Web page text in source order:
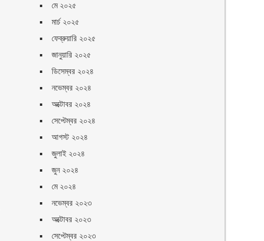
মে ২০২৫
মার্চ ২০২৫
ফেব্রুয়ারি ২০২৫
জানুয়ারি ২০২৫
ডিসেম্বর ২০২৪
নভেম্বর ২০২৪
অক্টোবর ২০২৪
সেপ্টেম্বর ২০২৪
আগস্ট ২০২৪
জুলাই ২০২৪
জুন ২০২৪
মে ২০২৪
নভেম্বর ২০২৩
অক্টোবর ২০২৩
সেপ্টেম্বর ২০২৩